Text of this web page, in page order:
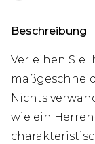
Beschreibung
Verleihen Sie
Nichts
wie ein